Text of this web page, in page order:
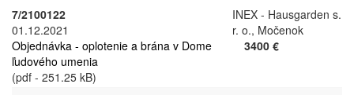
7/2100122
01.12.2021
Objednávka - oplotenie a brána v Dome
ľudového umenia
(pdf - 251.25 kB)
INEX - Hausgarden s.
r. o., Močenok
3400 €